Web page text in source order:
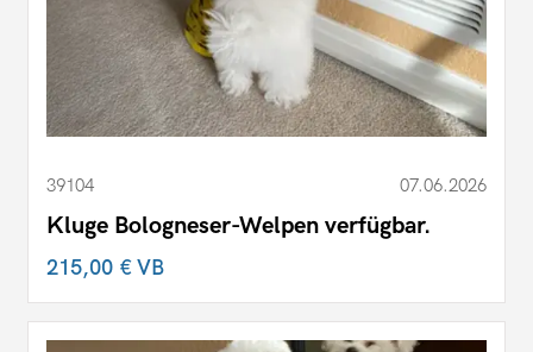
39104 07.06.2026
Kluge Bologneser-Welpen verfügbar.
215,00 €VB